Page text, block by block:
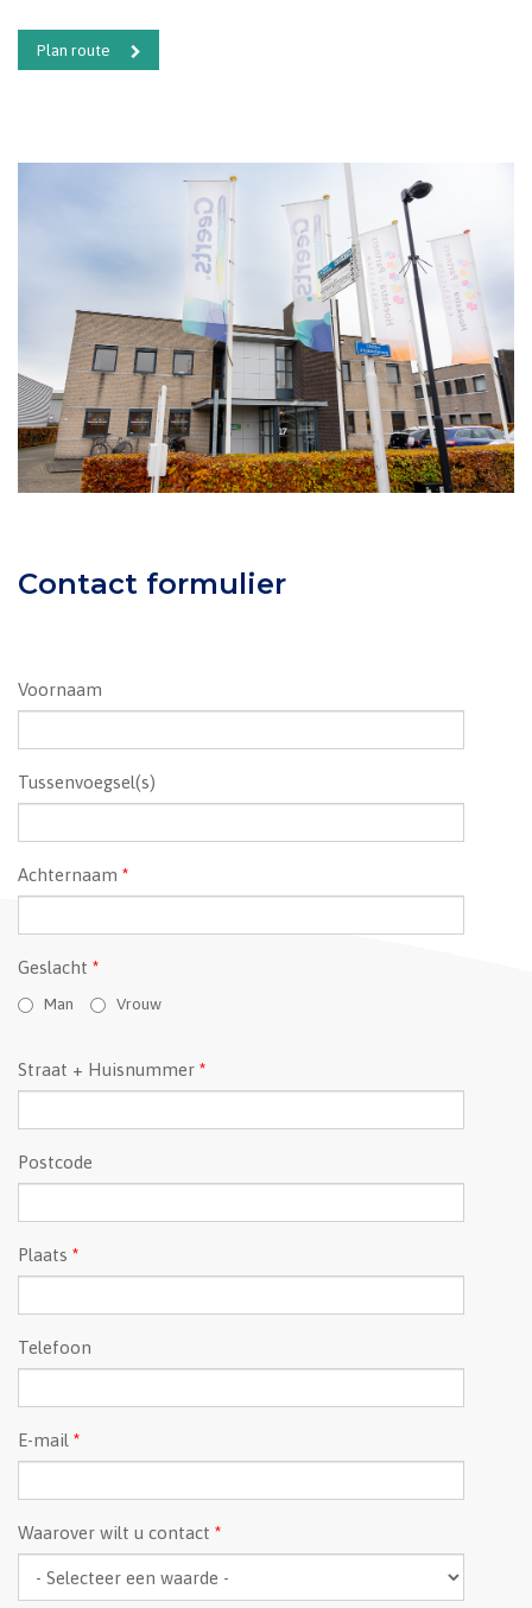
Plan route
Contact formulier
Voornaam
Tussenvoegsel(s)
Achternaam *
Geslacht *
Man Vrouw
Straat + Huisnummer *
Postcode
Plaats *
Telefoon
E-mail *
Waarover wilt u contact *